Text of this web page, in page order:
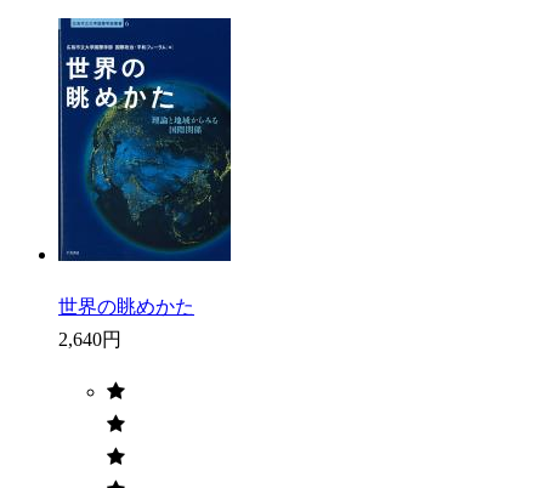
世界の眺めかた
2,640円